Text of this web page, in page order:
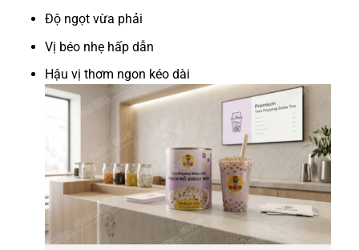
Độ ngọt vừa phải
Vị béo nhẹ hấp dẫn
Hậu vị thơm ngon kéo dài